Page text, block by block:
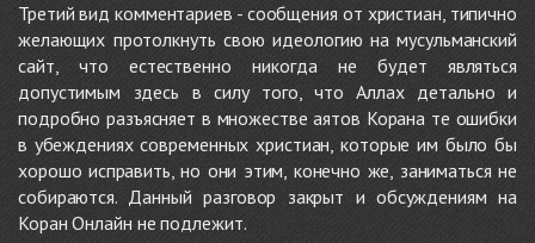
Третий вид комментариев - сообщения от христиан, типично
желающих протолкнуть свою идеологию на мусульманский
сайт, что естественно никогда не будет являться
допустимым здесь в силу того, что Аллах детально и
подробно разъясняет в множестве аятов Корана те ошибки
в убеждениях современных христиан, которые им было бы
хорошо исправить, но они этим, конечно же, заниматься не
собираются. Данный разговор закрыт и обсуждениям на
Коран Онлайн не подлежит.